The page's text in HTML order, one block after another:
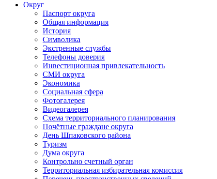
Округ
Паспорт округа
Общая информация
История
Символика
Экстренные службы
Телефоны доверия
Инвестиционная привлекательность
СМИ округа
Экономика
Социальная сфера
Фотогалерея
Видеогалерея
Схема территориального планирования
Почётные граждане округа
День Шпаковского района
Туризм
Дума округа
Контрольно счетный орган
Территориальная избирательная комиссия